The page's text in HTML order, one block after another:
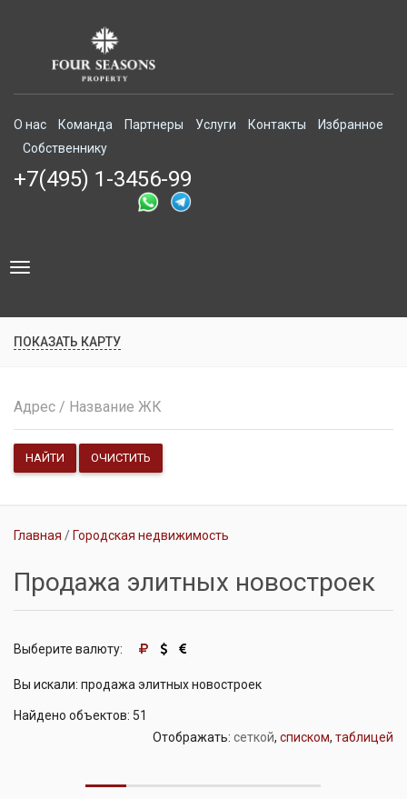
О нас Команда Партнеры Услуги Контакты
Избранное
Собственнику
+7(495) 1-3456-99
Toggle
ПОКАЗАТЬ КАРТУ
НАЙТИ ОЧИСТИТЬ
Главная Городская недвижимость
Продажа элитных новостроек
Выберите валюту:
Вы искали: продажа элитных новостроек
Найдено объектов: 51
Отображать: сеткой, списком, таблицей